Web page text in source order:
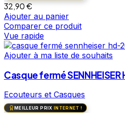
32,90€
Ajouter au panier
Comparer ce produit
Vue rapide
Ajouter à ma liste de souhaits
Casque fermé
Ecouteurs et Casques
MEILLEUR PRIX INTERNET !